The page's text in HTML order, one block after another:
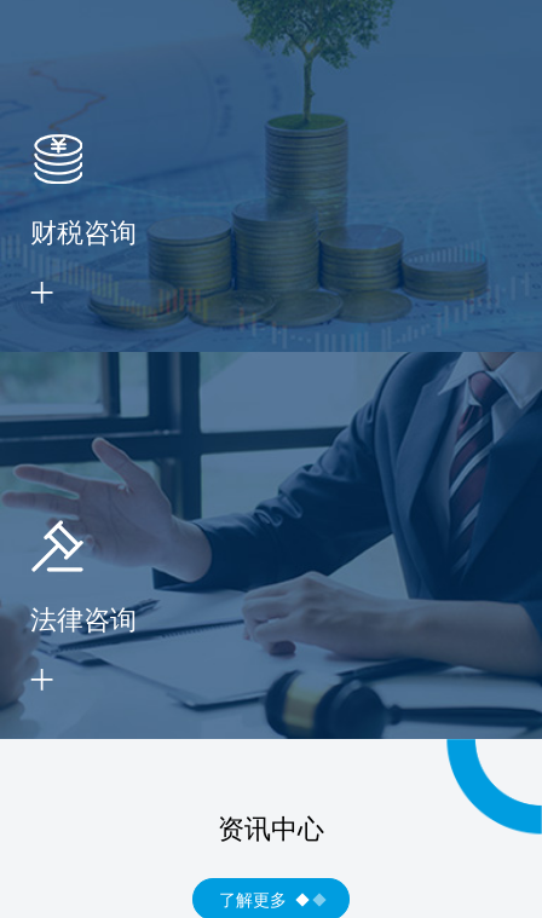
财税咨询
法律咨询
资讯中心
了解更多